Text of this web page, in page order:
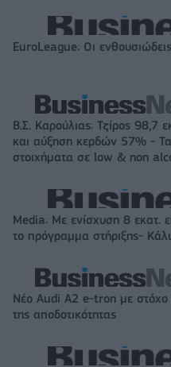
EuroLeague: Οι
Β.Σ. Καρούλιας: Τζίρος 98,7
και αύξηση κερδών 57% -
στοιχήματα σε low & non
Media: Με ενίσχυση 8 εκατ.
το πρόγραμμα στήριξης-
Νέο Audi A2 e-tron με στόχο
της αποδοτικότητας